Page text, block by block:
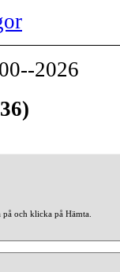
2026
och klicka på Hämta.